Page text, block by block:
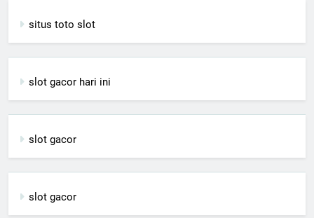
situs toto slot
slot gacor hari ini
slot gacor
slot gacor